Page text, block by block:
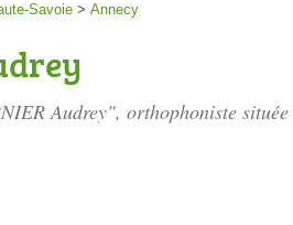
Savoie > Annecy
Audrey", orthophoniste située